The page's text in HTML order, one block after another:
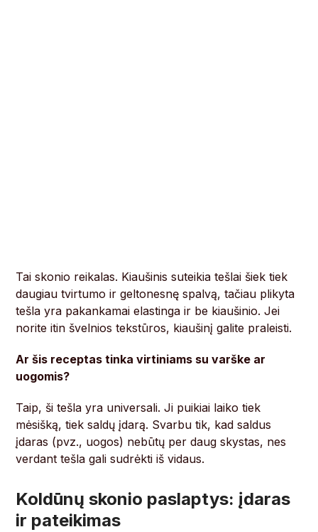
Tai skonio reikalas. Kiaušinis suteikia tešlai šiek tiek
daugiau tvirtumo ir geltonesnę spalvą, tačiau plikyta
tešla yra pakankamai elastinga ir be kiaušinio. Jei
norite itin švelnios tekstūros, kiaušinį galite praleisti.
Ar šis receptas tinka virtiniams su varške ar
uogomis?
Taip, ši tešla yra universali. Ji puikiai laiko tiek
mėsišką, tiek saldų įdarą. Svarbu tik, kad saldus
įdaras (pvz., uogos) nebūtų per daug skystas, nes
verdant tešla gali sudrėkti iš vidaus.
Koldūnų skonio paslaptys: įdaras
ir pateikimas